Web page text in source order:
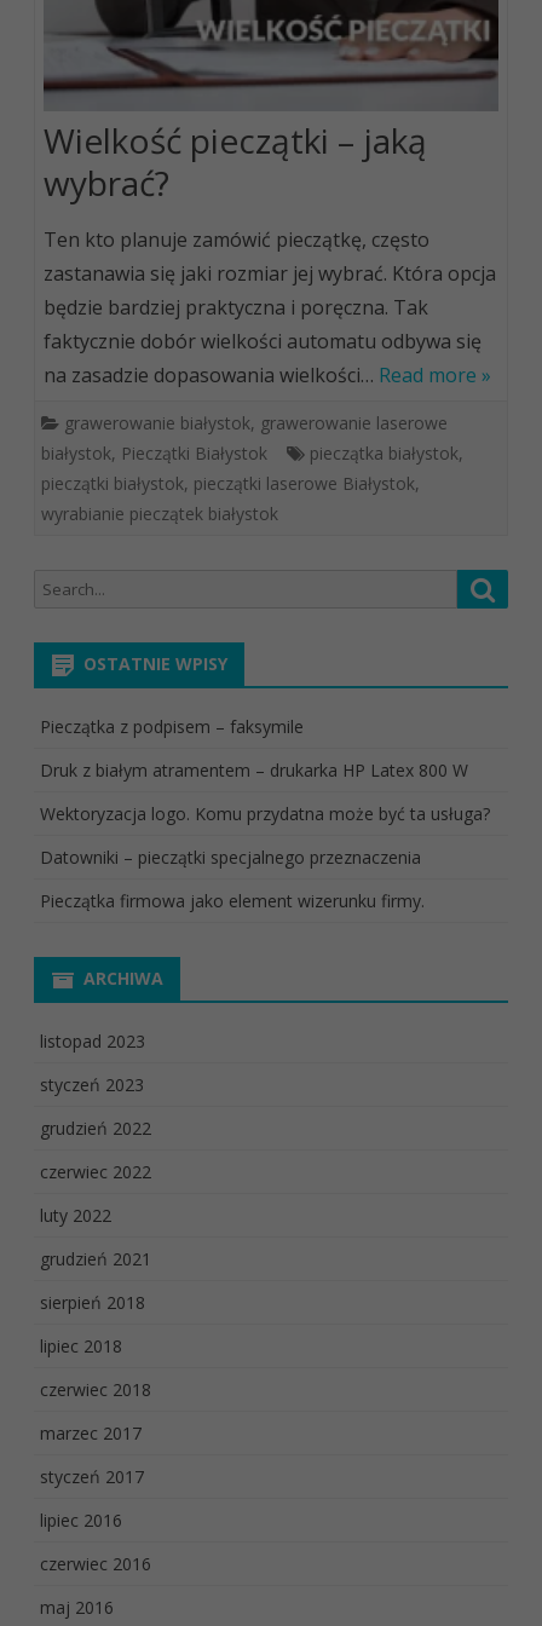
Wielkość pieczątki – jaką
wybrać?
Ten kto planuje zamówić pieczątkę, często
zastanawia się jaki rozmiar jej wybrać. Która opcja
będzie bardziej praktyczna i poręczna. Tak
faktycznie dobór wielkości automatu odbywa się
na zasadzie dopasowania wielkości… Read more »
grawerowanie białystok, grawerowanie laserowe
białystok, Pieczątki Białystok pieczątka białystok,
pieczątki białystok, pieczątki laserowe Białystok,
wyrabianie pieczątek białystok
Search
OSTATNIE WPISY
Pieczątka z podpisem – faksymile
Druk z białym atramentem – drukarka HP Latex 800 W
Wektoryzacja logo. Komu przydatna może być ta usługa?
Datowniki – pieczątki specjalnego przeznaczenia
Pieczątka firmowa jako element wizerunku firmy.
ARCHIWA
listopad 2023
styczeń 2023
grudzień 2022
czerwiec 2022
luty 2022
grudzień 2021
sierpień 2018
lipiec 2018
czerwiec 2018
marzec 2017
styczeń 2017
lipiec 2016
czerwiec 2016
maj 2016